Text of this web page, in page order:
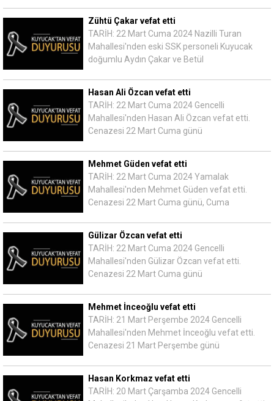
Zühtü Çakar vefat etti
TARİH: 22 Mart Cuma 2024 Nazilli Turan
Mahallesi'nden eski SSK personeli Kuyucak
doğumlu Aydın Çakar ve Betül
Hasan Ali Özcan vefat etti
TARİH: 22 Mart Cuma 2024 Gencelli
Mahallesi'nden Hasan Ali Özcan vefat etti.
Cenazesi 22 Mart Cuma günü
Mehmet Güden vefat etti
TARİH: 22 Mart Cuma 2024 Yamalak
Mahallesi'nden Mehmet Güden vefat etti.
Cenazesi 22 Mart Cuma günü, Cuma
Gülizar Özcan vefat etti
TARİH: 22 Mart Cuma 2024 Gencelli
Mahallesi'nden Gülizar Özcan vefat etti.
Cenazesi 22 Mart Cuma günü
Mehmet İnceoğlu vefat etti
TARİH: 21 Mart Perşembe 2024 Gencelli
Mahallesi'nden Mehmet İnceoğlu vefat etti.
Cenazesi 21 Mart Perşembe günü
Hasan Korkmaz vefat etti
TARİH: 20 Mart Çarşamba 2024 Gencelli